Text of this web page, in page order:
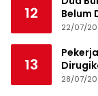
12
Belum
22/07/
13
28/07/